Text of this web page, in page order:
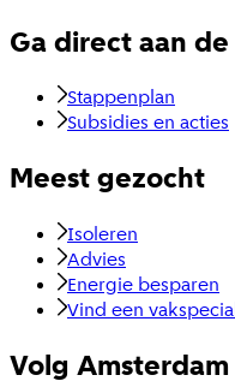
Ga direct aan de
Stappenplan
Subsidies en acties
Meest gezocht
Isoleren
Advies
Energie besparen
Vind een
Volg Amsterdam